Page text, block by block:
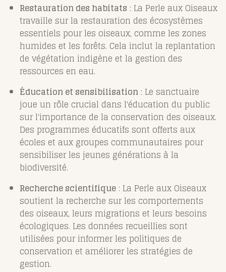
Restauration des habitats : La Perle aux Oiseaux
travaille sur la restauration des écosystèmes
essentiels pour les oiseaux, comme les zones
humides et les forêts. Cela inclut la replantation
de végétation indigène et la gestion des
ressources en eau.
Éducation et sensibilisation : Le sanctuaire
joue un rôle crucial dans l'éducation du public
sur l'importance de la conservation des oiseaux.
Des programmes éducatifs sont offerts aux
écoles et aux groupes communautaires pour
sensibiliser les jeunes générations à la
biodiversité.
Recherche scientifique : La Perle aux Oiseaux
soutient la recherche sur les comportements
des oiseaux, leurs migrations et leurs besoins
écologiques. Les données recueillies sont
utilisées pour informer les politiques de
conservation et améliorer les stratégies de
gestion.